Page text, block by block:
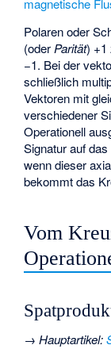
magnetische
Polaren oder
(oder Parität) +1
−1. Bei der
schließlich
Vektoren mit
verschiedener
Operationell
Signatur auf
wenn dieser
bekommt das
Vom
→Hauptartikel: